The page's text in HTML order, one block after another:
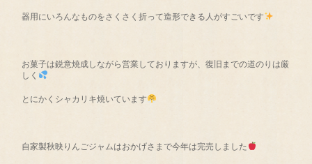
器用にいろんなものをさくさく折って造形できる人がすごいです
お菓子は鋭意焼成しながら営業しておりますが、復旧までの道のりは厳
しく
とにかくシャカリキ焼いています
自家製秋映りんごジャムはおかげさまで今年は完売しました